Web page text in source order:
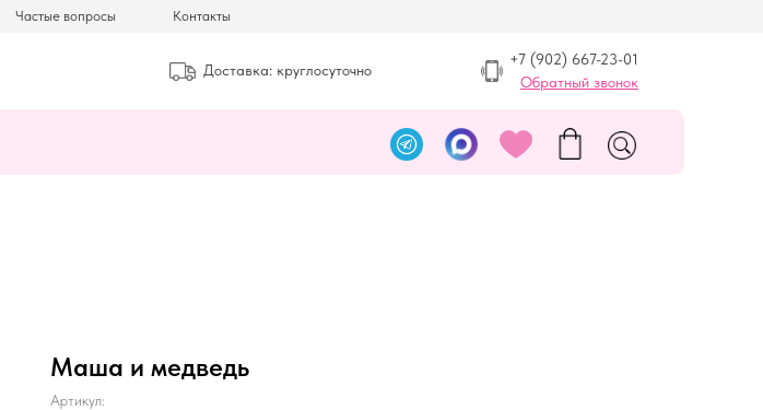
Частые вопросы Контакты
+7 (902) 667-23-01
Обратный звонок
Доставка: круглосуточно
Маша и медведь
Артикул: